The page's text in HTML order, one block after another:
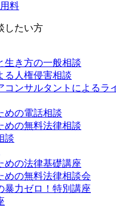
料
したい方
生き方の一般相談
る人権侵害相談
コンサルタントによるラ
めの電話相談
めの無料法律相談
談
めの法律基礎講座
めの無料法律相談会
暴力ゼロ！特別講座